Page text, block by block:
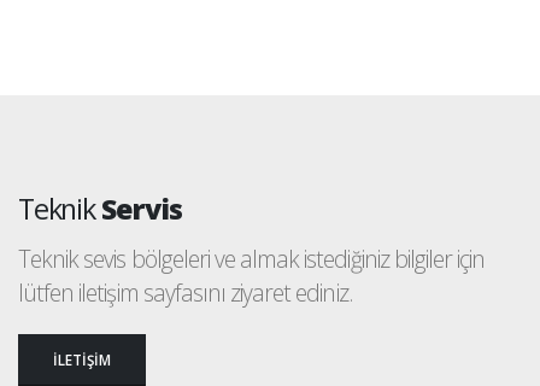
TeknikServis
Teknik sevis bölgeleri ve almak istediğiniz bilgiler için
lütfen iletişim sayfasını ziyaret ediniz.
İLETİŞİM